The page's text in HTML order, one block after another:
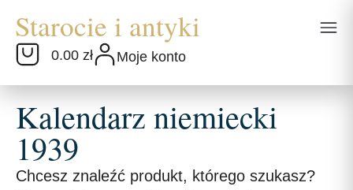
0.00 zł Moje konto
Kalendarz niemiecki
1939
Chcesz znaleźć produkt, którego szukasz?